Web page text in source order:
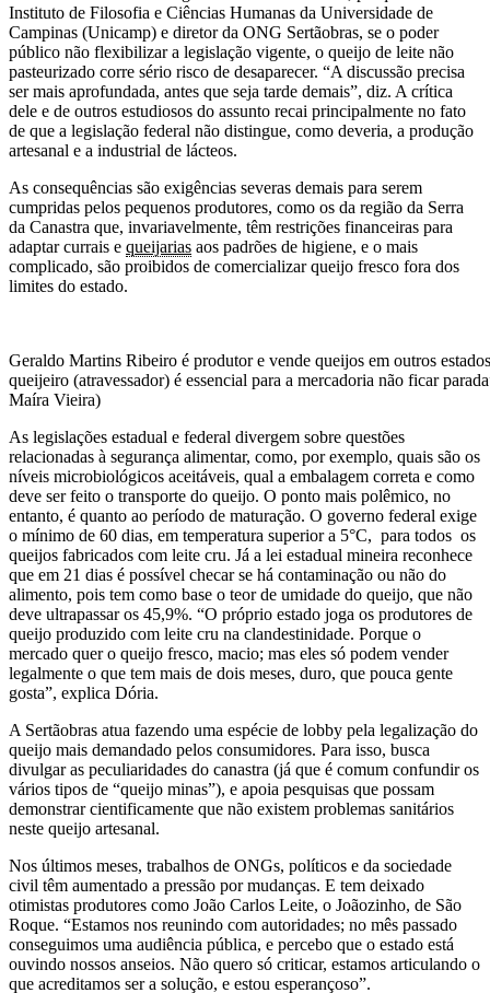
Instituto de Filosofia e Ciências Humanas da Universidade de
Campinas (Unicamp) e diretor da ONG Sertãobras, se o poder
público não flexibilizar a legislação vigente, o queijo de leite não
pasteurizado corre sério risco de desaparecer. “A discussão precisa
ser mais aprofundada, antes que seja tarde demais”, diz. A crítica
dele e de outros estudiosos do assunto recai principalmente no fato
de que a legislação federal não distingue, como deveria, a produção
artesanal e a industrial de lácteos.
As consequências são exigências severas demais para serem
cumpridas pelos pequenos produtores, como os da região da Serra
da Canastra que, invariavelmente, têm restrições financeiras para
adaptar currais e queijarias aos padrões de higiene, e o mais
complicado, são proibidos de comercializar queijo fresco fora dos
limites do estado.
Geraldo Martins Ribeiro é produtor e vende queijos em outros
queijeiro (atravessador) é essencial para a mercadoria não ficar
Maíra Vieira)
As legislações estadual e federal divergem sobre questões
relacionadas à segurança alimentar, como, por exemplo, quais são os
níveis microbiológicos aceitáveis, qual a embalagem correta e como
deve ser feito o transporte do queijo. O ponto mais polêmico, no
entanto, é quanto ao período de maturação. O governo federal exige
o mínimo de 60 dias, em temperatura superior a 5°C, para todos os
queijos fabricados com leite cru. Já a lei estadual mineira reconhece
que em 21 dias é possível checar se há contaminação ou não do
alimento, pois tem como base o teor de umidade do queijo, que não
deve ultrapassar os 45,9%. “O próprio estado joga os produtores de
queijo produzido com leite cru na clandestinidade. Porque o
mercado quer o queijo fresco, macio; mas eles só podem vender
legalmente o que tem mais de dois meses, duro, que pouca gente
gosta”, explica Dória.
A Sertãobras atua fazendo uma espécie de lobby pela legalização do
queijo mais demandado pelos consumidores. Para isso, busca
divulgar as peculiaridades do canastra (já que é comum confundir os
vários tipos de “queijo minas”), e apoia pesquisas que possam
demonstrar cientificamente que não existem problemas sanitários
neste queijo artesanal.
Nos últimos meses, trabalhos de ONGs, políticos e da sociedade
civil têm aumentado a pressão por mudanças. E tem deixado
otimistas produtores como João Carlos Leite, o Joãozinho, de São
Roque. “Estamos nos reunindo com autoridades; no mês passado
conseguimos uma audiência pública, e percebo que o estado está
ouvindo nossos anseios. Não quero só criticar, estamos articulando o
que acreditamos ser a solução, e estou esperançoso”.